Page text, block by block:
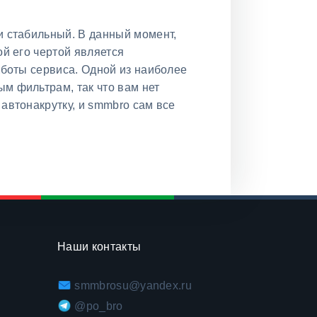
стабильный. В данный момент,
его чертой является
сервиса. Одной из наиболее
фильтрам, так что вам нет
и smmbro сам все
Наши контакты
smmbrosu@yandex.ru
@po_bro